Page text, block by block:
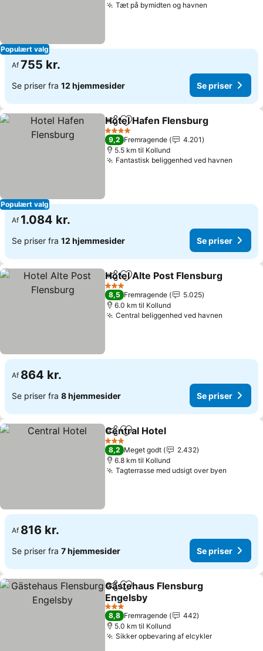
Populært valg
Tæt på bymidten og havnen
Af 755 kr.
Se priser fra 12 hjemmesider Se priser
Populært valg
Del Føj til favoritter
Hotel Hafen Flensburg
4 Stjerner
9,2 Fremragende
4.201
5.5 km til Kollund
Fantastisk beliggenhed ved havnen
Af 1.084 kr.
Se priser fra 12 hjemmesider Se priser
Del Føj til favoritter
Hotel Alte Post Flensburg
3 Stjerner
8,5 Fremragende
5.025
6.0 km til Kollund
Central beliggenhed ved havnen
Af 864 kr.
Se priser fra 8 hjemmesider Se priser
Del Føj til favoritter
Central Hotel
3 Stjerner
8,2 Meget godt
2.432
6.8 km til Kollund
Tagterrasse med udsigt over byen
Af 816 kr.
Se priser fra 7 hjemmesider Se priser
Del Føj til favoritter
Gästehaus Flensburg
Engelsby
3 Stjerner
8,8 Fremragende
442
5.0 km til Kollund
Sikker opbevaring af elcykler